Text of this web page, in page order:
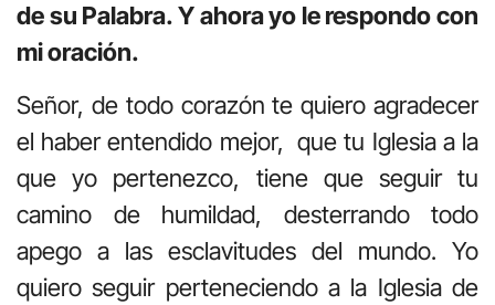
de su Palabra. Y ahora yo le respondo con
mi oración.
Señor, de todo corazón te quiero agradecer
el haber entendido mejor, que tu Iglesia a la
que yo pertenezco, tiene que seguir tu
camino de humildad, desterrando todo
apego a las esclavitudes del mundo. Yo
quiero seguir perteneciendo a la Iglesia de